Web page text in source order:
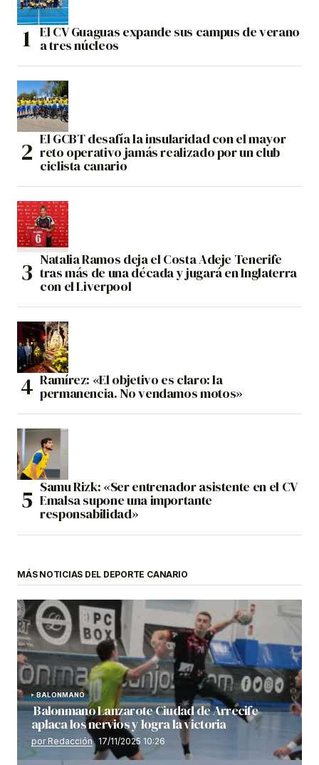
El CV Guaguas expande sus campus de verano
a tres núcleos
El GCBT desafía la insularidad con el mayor
reto operativo jamás realizado por un club
ciclista canario
Natalia Ramos deja el Costa Adeje Tenerife
tras más de una década y jugará en Inglaterra
con el Liverpool
Ramírez: «El objetivo es claro: la
permanencia. No vendamos motos»
Samu Rizk: «Ser entrenador asistente en el CV
Emalsa supone una importante
responsabilidad»
MÁS NOTICIAS DEL DEPORTE CANARIO
BALONMANO
Balonmano Lanzarote Ciudad de Arrecife
aplaca los nervios y logra la victoria
por Redacción 17/11/2025 10:26